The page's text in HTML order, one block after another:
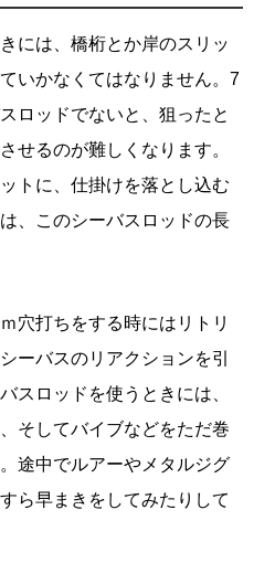
には、橋桁とか岸のスリッ
いかなくてはなりません。7
ロッドでないと、狙ったと
せるのが難しくなります。
トに、仕掛けを落とし込む
、このシーバスロッドの長
穴打ちをする時にはリトリ
ーバスのリアクションを引
スロッドを使うときには、
そしてバイブなどをただ巻
途中でルアーやメタルジグ
ら早まきをしてみたりして